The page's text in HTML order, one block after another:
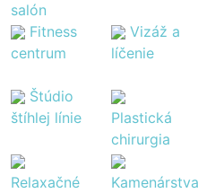
salón
Fitness
centrum
Vizáž a
líčenie
Štúdio
štíhlej línie
Plastická
chirurgia
Relaxačné
Kamenárstva